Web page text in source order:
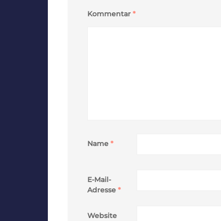
Kommentar *
Name *
E-Mail-
Adresse *
Website